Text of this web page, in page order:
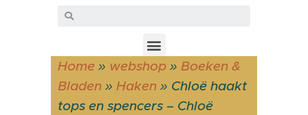
Home » webshop » Boeken &
Bladen » Haken » Chloë haakt
tops en spencers – Chloë